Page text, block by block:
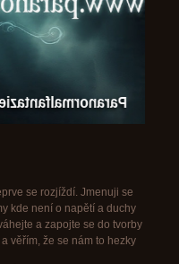
se rozjíždí. Jmenuji se
kde není o napětí a duchy
a zapojte se do tvorby
věřím, že se nám to hezky